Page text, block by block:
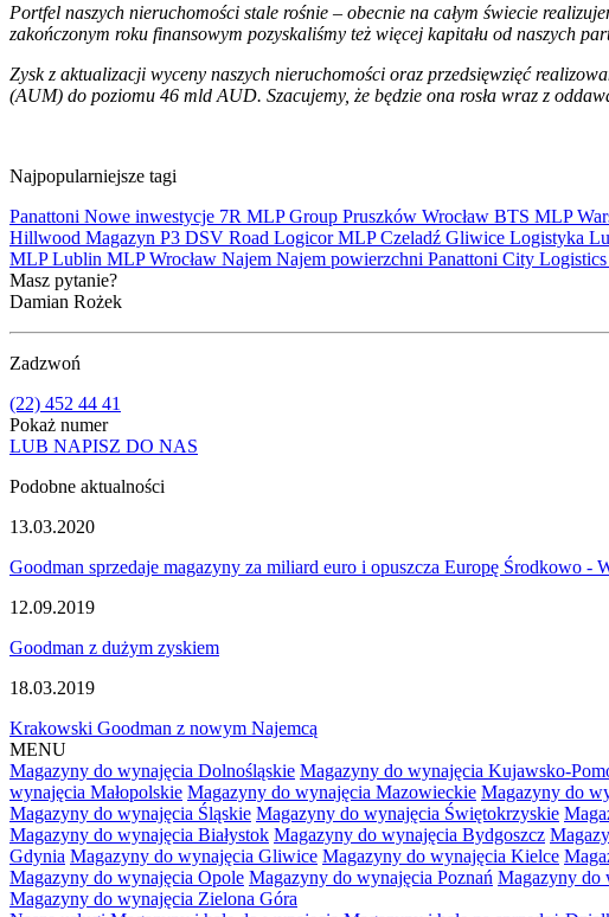
Portfel naszych nieruchomości stale rośnie – obecnie na całym świecie
zakończonym roku finansowym pozyskaliśmy też więcej kapitału od naszych
Zysk z aktualizacji wyceny naszych nieruchomości oraz przedsięwzięć
(AUM) do poziomu 46 mld AUD. Szacujemy, że będzie ona rosła wraz z
Najpopularniejsze tagi
Panattoni Nowe inwestycje 7R MLP Group Pruszków Wrocław BTS MLP
Hillwood Magazyn P3 DSV Road LogicorMLP Czeladź Gliwice Logistyka
MLP Lublin MLP Wrocław Najem Najem powierzchni Panattoni City
Masz pytanie?
Damian Rożek
Zadzwoń
(22) 452 44 41
Pokaż numer
LUB NAPISZ DO NAS
Podobne aktualności
13.03.2020
Goodman sprzedaje magazyny za miliard euro i opuszcza Europę Środkowo -
12.09.2019
Goodman z dużym zyskiem
18.03.2019
Krakowski Goodman z nowym Najemcą
MENU
Magazyny do wynajęcia Dolnośląskie Magazyny do wynajęcia Kujawsko-
wynajęcia Małopolskie Magazyny do wynajęcia Mazowieckie Magazyny do
Magazyny do wynajęcia Śląskie Magazyny do wynajęcia Świętokrzyskie
Magazyny do wynajęcia Białystok Magazyny do wynajęcia Bydgoszcz
Gdynia Magazyny do wynajęcia Gliwice Magazyny do wynajęcia Kielce
Magazyny do wynajęcia Opole Magazyny do wynajęcia Poznań Magazyny do
Magazyny do wynajęcia Zielona Góra